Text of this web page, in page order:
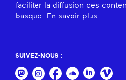
faciliter la diffusion des
basque.
En savoir plus
SUIVEZ-NOUS :